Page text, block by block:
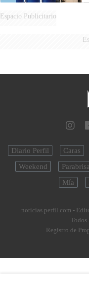
Espacio Publicitario
Diario Perfil Caras
Weekend
Mía
noticias.perfil.com -
Todos
Registro de